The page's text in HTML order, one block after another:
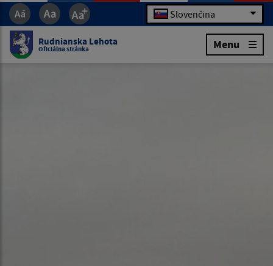
Slovenčina
Rudnianska Lehota
Oficiálna stránka Menu